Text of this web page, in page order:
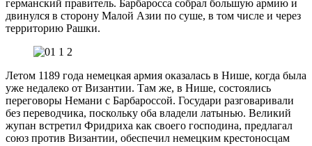
германский правитель. Барбаросса собрал большую армию и
двинулся в сторону Малой Азии по суше, в том числе и через
территорию Рашки.
Летом 1189 года немецкая армия оказалась в Нише, когда была
уже недалеко от Византии. Там же, в Нише, состоялись
переговоры Немани с Барбароссой. Государи разговаривали
без переводчика, поскольку оба владели латынью. Великий
жупан встретил Фридриха как своего господина, предлагал
союз против Византии, обеспечил немецким крестоносцам